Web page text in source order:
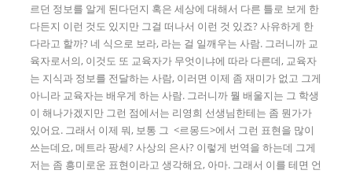
르던 정보를 알게 된다던지 혹은 세상에 대해서 다른 틀로 보게 한
다든지 이런 것도 있지만 그걸 떠나서 이런 것 있죠? 사유하게 한
다라고 할까? 네 식으로 보라, 라는 걸 일깨우는 사람. 그러니까 교
육자로서의, 이것도 또 교육자가 무엇이냐에 따라 다른데, 교육자
는 지식과 정보를 전달하는 사람, 이러면 이제 좀 재미가 없고 그게
아니라 교육자는 배우게 하는 사람. 그러니까 뭘 배울지는 그 학생
이 해나가겠지만 그런 점에서는 리영희 선생님한테는 좀 뭔가가
있어요. 그래서 이제 뭐, 보통 그 <르몽드>에서 그런 표현을 많이
쓰는데요, 메트라 팡세? 사상의 은사? 이렇게 번역을 하는데 그게
저는 좀 흥미로운 표현이라고 생각해요, 아마. 그래서 이를 테면 언